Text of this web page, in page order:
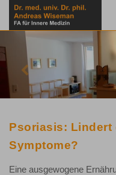
Previous
Psoriasis: Lindert
Symptome?
Eine ausgewogene